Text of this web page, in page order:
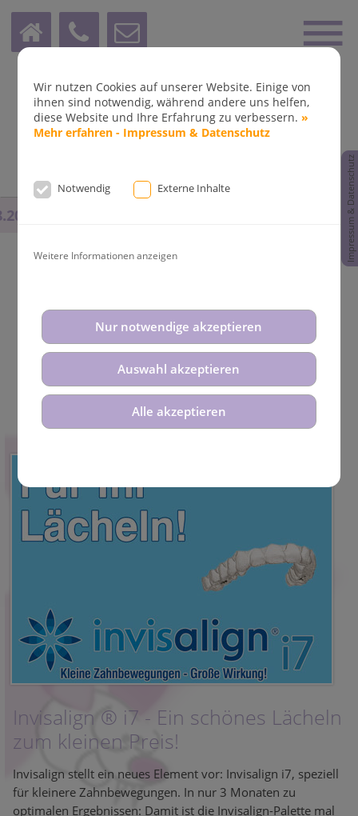
Wir nutzen Cookies auf unserer Website. Einige von
ihnen sind notwendig, während andere uns helfen,
diese Website und Ihre Erfahrung zu verbessern.»
Mehr erfahren - Impressum & Datenschutz
Notwendig Externe Inhalte
Weitere Informationen anzeigen
Nur notwendige akzeptieren
Auswahl akzeptieren
Alle akzeptieren
Impressum & Datenschutz
Aktuelle News aus der
Kieferorthopädie Dr. Fleddermann
Invisalign ® i7 - Ein schönes Lächeln
zum kleinen Preis!
Invisalign stellt ein neues Element vor: Invisalign i7, speziell
für kleinere Zahnbewegungen. In nur 3 Monaten zu
optimalen Ergebnissen: Damit ist die Invisalign-Palette mal